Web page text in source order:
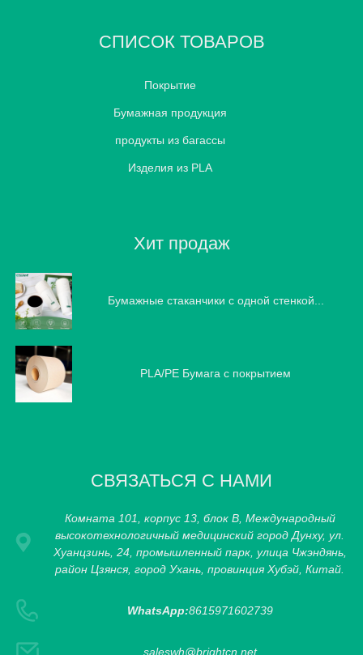
СПИСОК ТОВАРОВ
Покрытие
Бумажная продукция
продукты из багассы
Изделия из PLA
Хит продаж
Бумажные стаканчики с одной стенкой...
PLA/PE Бумага с покрытием
СВЯЗАТЬСЯ С НАМИ
Комната 101, корпус 13, блок B, Международный
высокотехнологичный медицинский город Дунху, ул.
Хуанцзинь, 24, промышленный парк, улица Чжэндянь,
район Цзянся, город Ухань, провинция Хубэй, Китай.
WhatsApp:8615971602739
saleswh@brightcn.net